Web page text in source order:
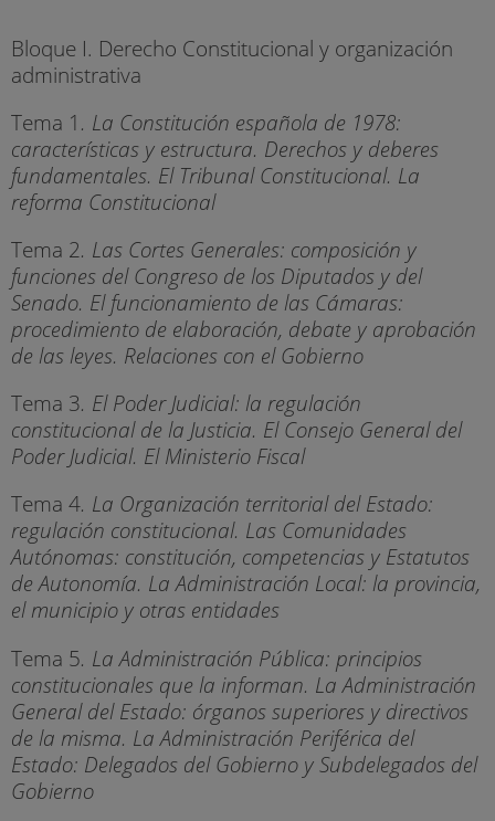
Bloque I. Derecho Constitucional y organización
administrativa
Tema 1. La Constitución española de 1978:
características y estructura. Derechos y deberes
fundamentales. El Tribunal Constitucional. La
reforma Constitucional
Tema 2. Las Cortes Generales: composición y
funciones del Congreso de los Diputados y del
Senado. El funcionamiento de las Cámaras:
procedimiento de elaboración, debate y aprobación
de las leyes. Relaciones con el Gobierno
Tema 3. El Poder Judicial: la regulación
constitucional de la Justicia. El Consejo General del
Poder Judicial. El Ministerio Fiscal
Tema 4. La Organización territorial del Estado:
regulación constitucional. Las Comunidades
Autónomas: constitución, competencias y Estatutos
de Autonomía. La Administración Local: la provincia,
el municipio y otras entidades
Tema 5. La Administración Pública: principios
constitucionales que la informan. La Administración
General del Estado: órganos superiores y directivos
de la misma. La Administración Periférica del
Estado: Delegados del Gobierno y Subdelegados del
Gobierno